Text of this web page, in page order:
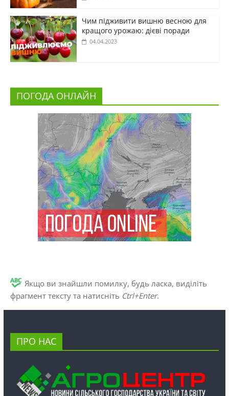
Чим підживити вишню весною для
кращого урожаю: дієві поради
04.04.2023
ПОГОДА ОНЛАЙН
Якщо ви знайшли помилку, будь ласка, виділіть
фрагмент тексту та натисніть Ctrl+Enter.
ПРО НАС